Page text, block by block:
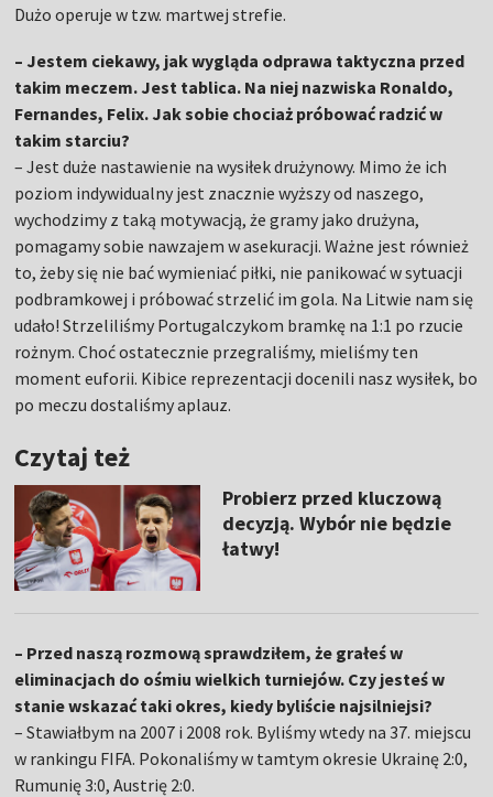
Dużo operuje w tzw. martwej strefie.
– Jestem ciekawy, jak wygląda odprawa taktyczna przed
takim meczem. Jest tablica. Na niej nazwiska Ronaldo,
Fernandes, Felix. Jak sobie chociaż próbować radzić w
takim starciu?
– Jest duże nastawienie na wysiłek drużynowy. Mimo że ich
poziom indywidualny jest znacznie wyższy od naszego,
wychodzimy z taką motywacją, że gramy jako drużyna,
pomagamy sobie nawzajem w asekuracji. Ważne jest również
to, żeby się nie bać wymieniać piłki, nie panikować w sytuacji
podbramkowej i próbować strzelić im gola. Na Litwie nam się
udało! Strzeliliśmy Portugalczykom bramkę na 1:1 po rzucie
rożnym. Choć ostatecznie przegraliśmy, mieliśmy ten
moment euforii. Kibice reprezentacji docenili nasz wysiłek, bo
po meczu dostaliśmy aplauz.
Czytaj też
Probierz przed kluczową
decyzją. Wybór nie będzie
łatwy!
– Przed naszą rozmową sprawdziłem, że grałeś w
eliminacjach do ośmiu wielkich turniejów. Czy jesteś w
stanie wskazać taki okres, kiedy byliście najsilniejsi?
– Stawiałbym na 2007 i 2008 rok. Byliśmy wtedy na 37. miejscu
w rankingu FIFA. Pokonaliśmy w tamtym okresie Ukrainę 2:0,
Rumunię 3:0, Austrię 2:0.